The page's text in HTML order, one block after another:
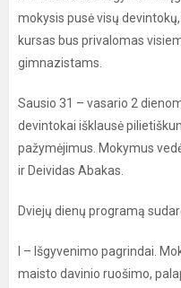
mokysis pusė visų
kursas bus privalomas
gimnazistams.
Sausio 31 – vasario 2
devintokai išklausė
pažymėjimus. Mokymus
ir Deividas Abakas.
Dviejų dienų programą
I – Išgyvenimo pagrindai.
maisto davinio ruošimo,